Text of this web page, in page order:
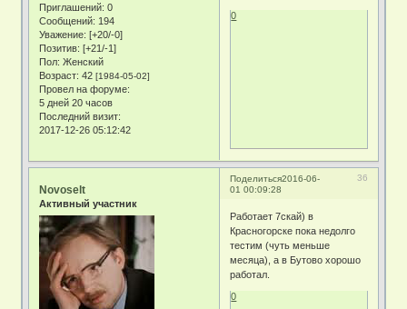
Приглашений: 0
Сообщений: 194
Уважение: [+20/-0]
Позитив: [+21/-1]
Пол: Женский
Возраст: 42[1984-05-02]
Провел на форуме:
5 дней 20 часов
Последний визит:
2017-12-26 05:12:42
0
Поделиться 36
2016-06-
01 00:09:28
Novoselt
Активный участник
Работает 7скай) в
Красногорске пока недолго
тестим (чуть меньше
месяца), а в Бутово хорошо
работал.
0